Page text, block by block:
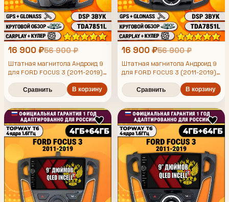
16 900 ₽56 900 ₽
Штатная магнитола Андроид 9
для FORD FOCUS 3 (2011-2019),
4/64гб, DSP, 360 обзор,
беспроводной CarPlay и Android
Auto, GPS и ГЛОНАСС
Сравнить В корзину
16 900 ₽56 900 ₽
Штатная магнитола Андроид 9
для FORD FOCUS 3 (2011-2019),
4/64гб, DSP, 360 обзор,
беспроводной CarPlay и Android
Auto, GPS и ГЛОНАСС
Сравнить В корзину